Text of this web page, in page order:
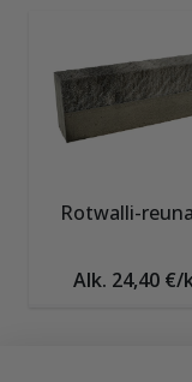
Rotwalli-
Alk. 24,40 €/